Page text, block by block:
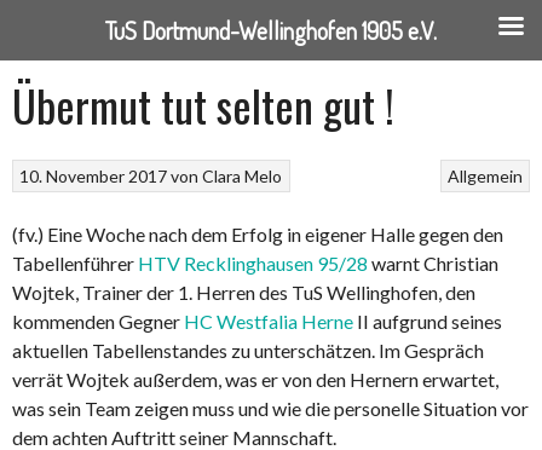
Springe
Inhalt
Übermut tut selten gut !
Allgemein
10. November 2017vonClara Melo
(fv.) Eine Woche nach dem Erfolg in eigener Halle gegen den
Tabellenführer HTV Recklinghausen 95/28 warnt Christian
Wojtek, Trainer der 1. Herren des TuS Wellinghofen, den
kommenden Gegner HC Westfalia Herne II aufgrund seines
aktuellen Tabellenstandes zu unterschätzen. Im Gespräch
verrät Wojtek außerdem, was er von den Hernern erwartet,
was sein Team zeigen muss und wie die personelle Situation vor
dem achten Auftritt seiner Mannschaft.
TuS Dortmund-Wellinghofen 1905 e.V.